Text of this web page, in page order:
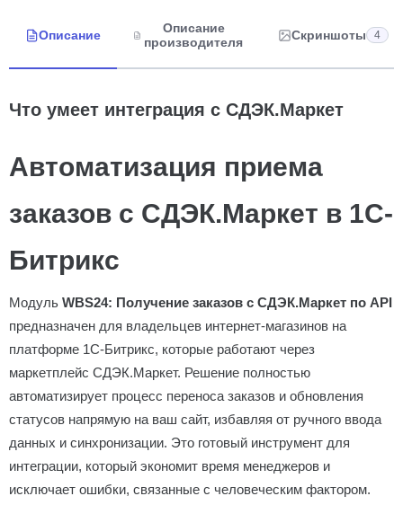
Описание
Описание
производителя
Скриншоты 4
Что умеет интеграция с СДЭК.Маркет
Автоматизация приема
заказов с СДЭК.Маркет в 1С-
Битрикс
Модуль WBS24: Получение заказов с СДЭК.Маркет по API
предназначен для владельцев интернет-магазинов на
платформе 1С-Битрикс, которые работают через
маркетплейс СДЭК.Маркет. Решение полностью
автоматизирует процесс переноса заказов и обновления
статусов напрямую на ваш сайт, избавляя от ручного ввода
данных и синхронизации. Это готовый инструмент для
интеграции, который экономит время менеджеров и
исключает ошибки, связанные с человеческим фактором.